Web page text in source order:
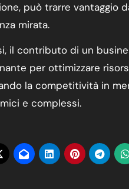
può trarre vantaggio
mirata.
il contributo di un
per ottimizzare
la competitività in
e complessi.